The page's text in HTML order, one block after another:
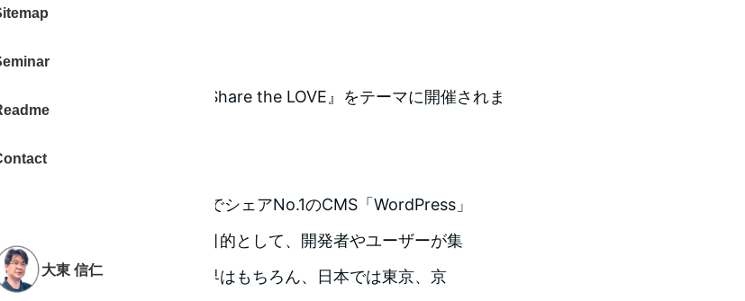
大東 信仁
ームです。
『知識と経験をわかちあおう Share the LOVE』をテーマに開催されま
WordCampは、世界でシェアNo.1のCMS「WordPress」
の普及と情報交換を目的として、開発者やユーザーが集
うイベントです。世界はもちろん、日本では東京、京